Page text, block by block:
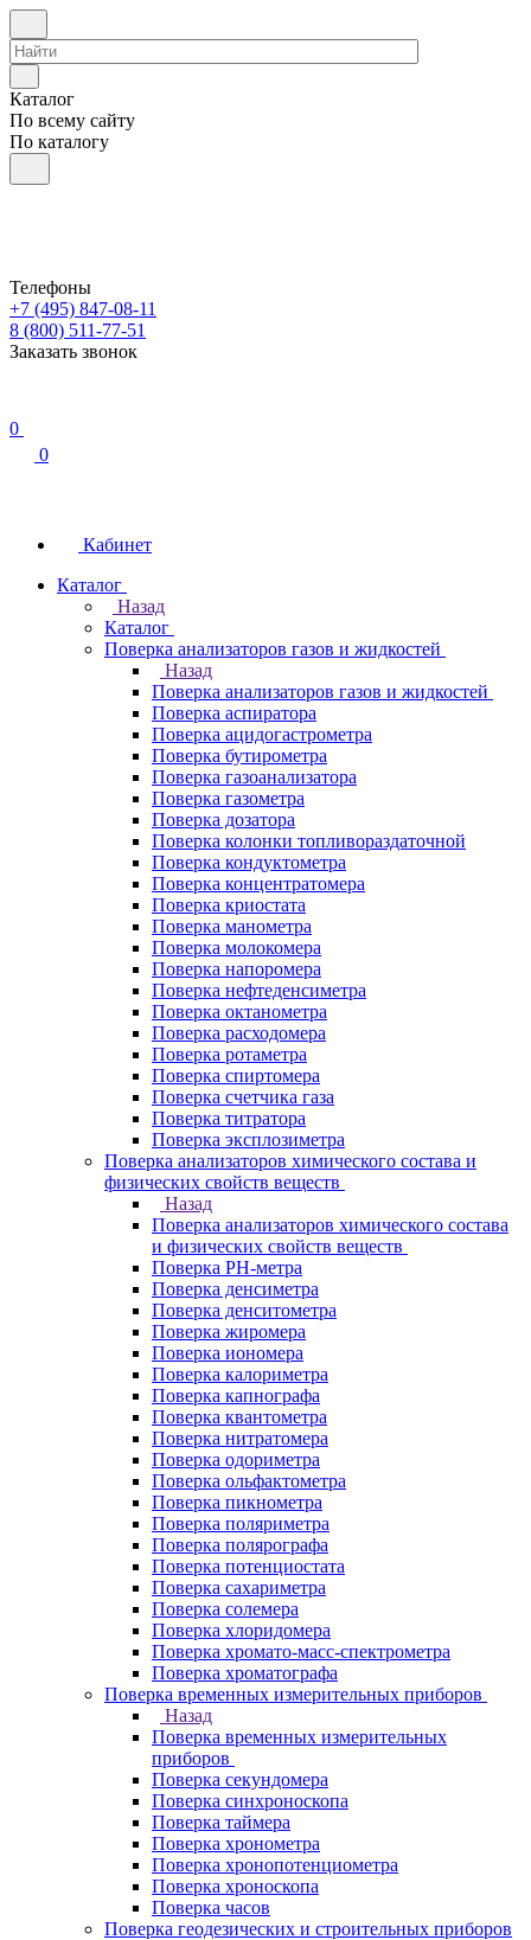
Каталог
По всему сайту
По каталогу
Телефоны
+7 (495) 847-08-11
8 (800) 511-77-51
Заказать звонок
0
0
Кабинет
Каталог
Назад
Каталог
Поверка анализаторов газов и жидкостей
Назад
Поверка анализаторов газов и жидкостей
Поверка аспиратора
Поверка ацидогастрометра
Поверка бутирометра
Поверка газоанализатора
Поверка газометра
Поверка дозатора
Поверка колонки топливораздаточной
Поверка кондуктометра
Поверка концентратомера
Поверка криостата
Поверка манометра
Поверка молокомера
Поверка напоромера
Поверка нефтеденсиметра
Поверка октанометра
Поверка расходомера
Поверка ротаметра
Поверка спиртомера
Поверка счетчика газа
Поверка титратора
Поверка эксплозиметра
Поверка анализаторов химического состава и
физических свойств веществ
Назад
Поверка анализаторов химического состава
и физических свойств веществ
Поверка PH-метра
Поверка денсиметра
Поверка денситометра
Поверка жиромера
Поверка иономера
Поверка калориметра
Поверка капнографа
Поверка квантометра
Поверка нитратомера
Поверка одориметра
Поверка ольфактометра
Поверка пикнометра
Поверка поляриметра
Поверка полярографа
Поверка потенциостата
Поверка сахариметра
Поверка солемера
Поверка хлоридомера
Поверка хромато-масс-спектрометра
Поверка хроматографа
Поверка временных измерительных приборов
Назад
Поверка временных измерительных
приборов
Поверка секундомера
Поверка синхроноскопа
Поверка таймера
Поверка хронометра
Поверка хронопотенциометра
Поверка хроноскопа
Поверка часов
Поверка геодезических и строительных приборов